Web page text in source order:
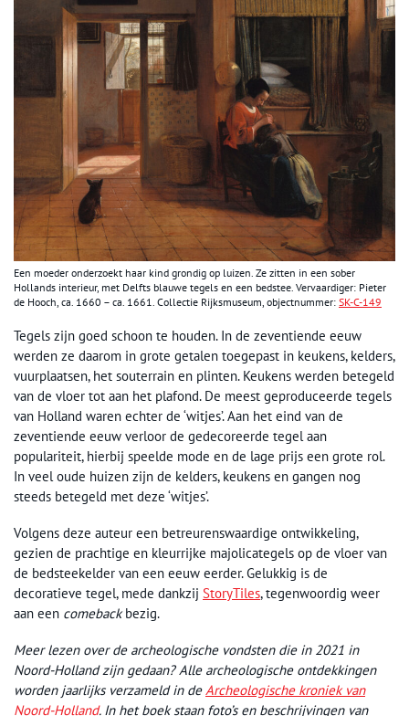
Een moeder onderzoekt haar kind grondig op luizen. Ze zitten in een sober
Hollands interieur, met Delfts blauwe tegels en een bedstee. Vervaardiger: Pieter
de Hooch, ca. 1660 – ca. 1661. Collectie Rijksmuseum, objectnummer: SK-C-149
Tegels zijn goed schoon te houden. In de zeventiende eeuw
werden ze daarom in grote getalen toegepast in keukens, kelders,
vuurplaatsen, het souterrain en plinten. Keukens werden betegeld
van de vloer tot aan het plafond. De meest geproduceerde tegels
van Holland waren echter de ‘witjes’. Aan het eind van de
zeventiende eeuw verloor de gedecoreerde tegel aan
populariteit, hierbij speelde mode en de lage prijs een grote rol.
In veel oude huizen zijn de kelders, keukens en gangen nog
steeds betegeld met deze ‘witjes’.
Volgens deze auteur een betreurenswaardige ontwikkeling,
gezien de prachtige en kleurrijke majolicategels op de vloer van
de bedsteekelder van een eeuw eerder. Gelukkig is de
decoratieve tegel, mede dankzij StoryTiles, tegenwoordig weer
aan een comebackbezig.
Meer lezen over de archeologische vondsten die in 2021 in
Noord-Holland zijn gedaan? Alle archeologische ontdekkingen
worden jaarlijks verzameld in deArcheologische kroniek van
Noord-Holland. In het boek staan foto’s en beschrijvingen van